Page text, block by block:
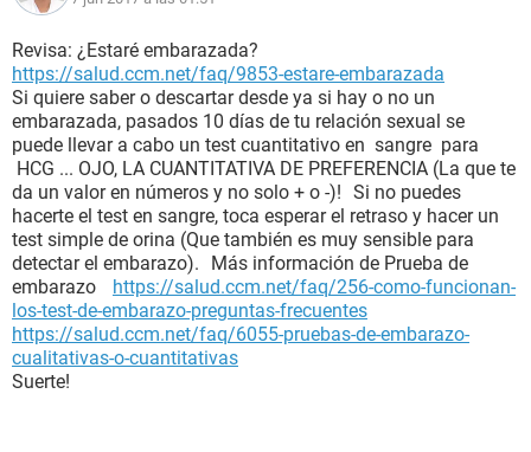
Revisa: ¿Estaré embarazada?
https://salud.ccm.net/faq/9853-estare-embarazada
Si quiere saber o descartar desde ya si hay o no un
embarazada, pasados 10 días de tu relación sexual se
puede llevar a cabo un test cuantitativo en sangre para
HCG ... OJO, LA CUANTITATIVA DE PREFERENCIA (La que te
da un valor en números y no solo + o -)! Si no puedes
hacerte el test en sangre, toca esperar el retraso y hacer un
test simple de orina (Que también es muy sensible para
detectar el embarazo). Más información de Prueba de
embarazo https://salud.ccm.net/faq/256-como-funcionan-
los-test-de-embarazo-preguntas-frecuentes
https://salud.ccm.net/faq/6055-pruebas-de-embarazo-
cualitativas-o-cuantitativas
Suerte!